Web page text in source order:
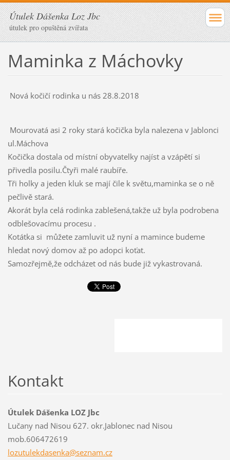
Útulek Dášenka Loz Jbc
útulek pro opuštěná zvířata
Maminka z Máchovky
Nová kočičí rodinka u nás 28.8.2018
Mourovatá asi 2 roky stará kočička byla nalezena v Jablonci
ul.Máchova
Kočička dostala od místní obyvatelky najíst a vzápětí si
přivedla posilu.Čtyři malé raubíře.
Tři holky a jeden kluk se mají čile k světu,maminka se o ně
pečlivě stará.
Akorát byla celá rodinka zablešená,takže už byla podrobena
odblešovacímu procesu .
Kotátka si můžete zamluvit už nyní a mamince budeme
hledat nový domov až po adopci koťat.
Samozřejmě,že odcházet od nás bude již vykastrovaná.
Kontakt
Útulek Dášenka LOZ Jbc
Lučany nad Nisou 627. okr.Jablonec nad Nisou
mob.606472619
lozutulekdasenka@seznam.cz